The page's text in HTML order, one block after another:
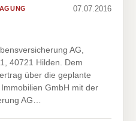
07.07.2016
AG,
40721 Hilden. Dem
über die geplante
GmbH mit der
AG…